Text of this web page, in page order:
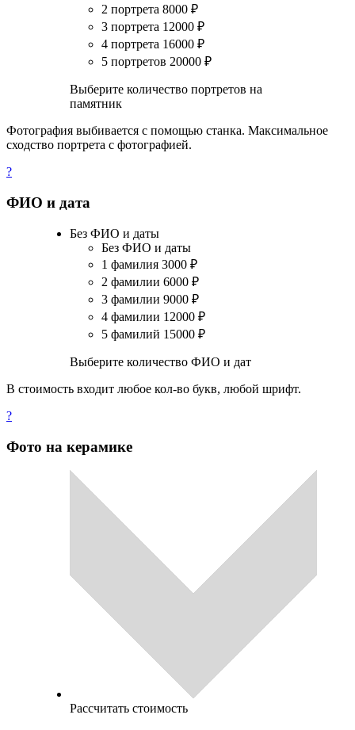
2 портрета 8000 ₽
3 портрета 12000 ₽
4 портрета 16000 ₽
5 портретов 20000 ₽
Выберите количество портретов на
памятник
Фотография выбивается с помощью станка. Максимальное
сходство портрета с фотографией.
?
ФИО и дата
Без ФИО и даты
Без ФИО и даты
1 фамилия 3000 ₽
2 фамилии 6000 ₽
3 фамилии 9000 ₽
4 фамилии 12000 ₽
5 фамилий 15000 ₽
Выберите количество ФИО и дат
В стоимость входит любое кол-во букв, любой шрифт.
?
Фото на керамике
Рассчитать стоимость